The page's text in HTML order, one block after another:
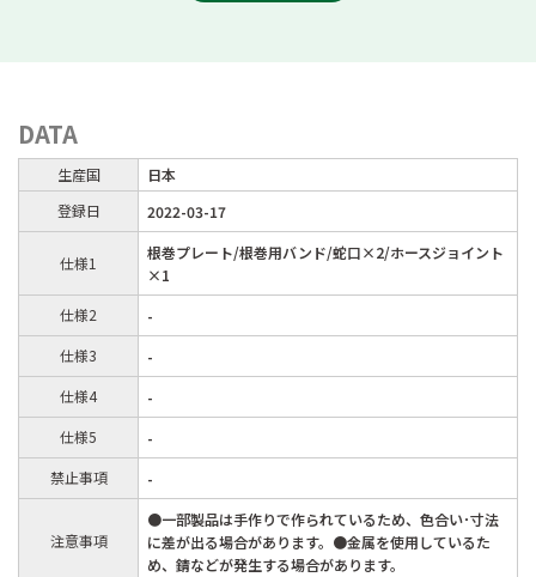
DATA
生産国
日本
登録日
2022-03-17
仕様1
根巻プレート/根巻用バンド/蛇口×2/ホースジョイント
×1
仕様2
-
仕様3
-
仕様4
-
仕様5
-
禁止事項
-
注意事項
●一部製品は手作りで作られているため、色合い･寸法
に差が出る場合があります。●金属を使用しているた
め、錆などが発生する場合があります。